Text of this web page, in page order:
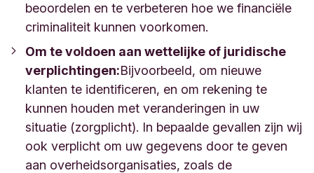
beoordelen en te verbeteren hoe we financiële
criminaliteit kunnen voorkomen.
Om te voldoen aan wettelijke of juridische
verplichtingen:Bijvoorbeeld, om nieuwe
klanten te identificeren, en om rekening te
kunnen houden met veranderingen in uw
situatie (zorgplicht). In bepaalde gevallen zijn wij
ook verplicht om uw gegevens door te geven
aan overheidsorganisaties, zoals de